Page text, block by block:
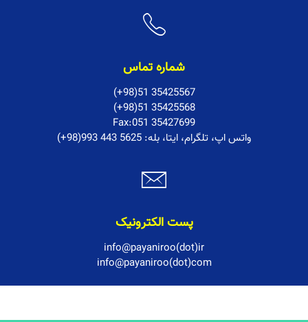
شماره تماس
(+98)51 35425567
(+98)51 35425568
Fax:051 35427699
(+98)993 443 5625 :واتس اپ، تلگرام، ایتا، بله
پست الکترونیک
info@payaniroo(dot)ir
info@payaniroo(dot)com